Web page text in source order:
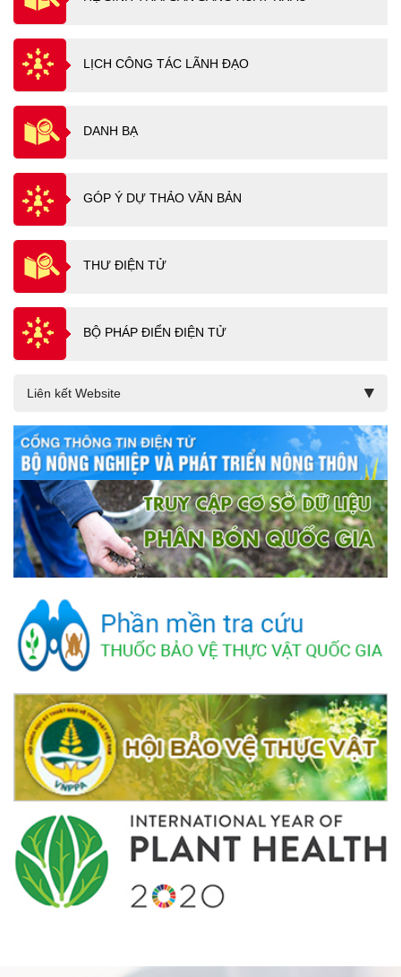
LỊCH CÔNG TÁC LÃNH ĐẠO
DANH BẠ
GÓP Ý DỰ THẢO VĂN BẢN
THƯ ĐIỆN TỬ
BỘ PHÁP ĐIỂN ĐIỆN TỬ